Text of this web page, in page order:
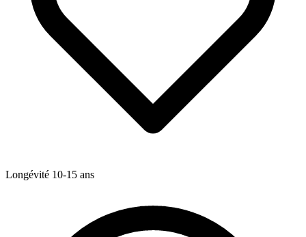
Longévité 10-15 ans